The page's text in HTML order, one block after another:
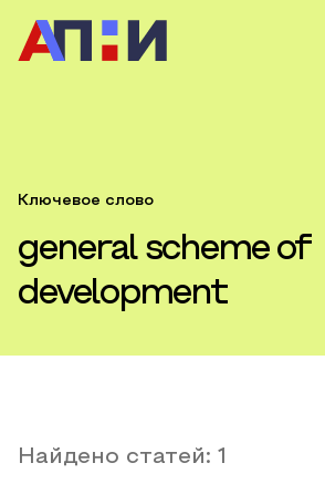
Ключевое слово
general scheme of
development
Найдено статей: 1